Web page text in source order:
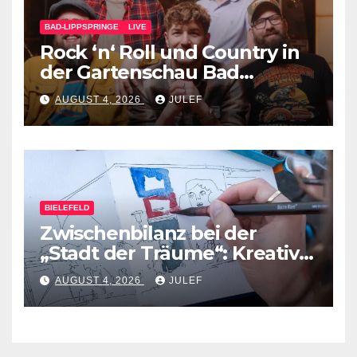
BAD-LIPPSPRINGE LIVE
Rock ‘n‘ Roll und Country in
der Gartenschau Bad
Lippspringe
AUGUST 4, 2026 JULEF
BIELEFELD
Zwischenbilanz bei der
„Stadt der Träume“: Kreative
Ideen nehmen Gestalt an
AUGUST 4, 2026 JULEF